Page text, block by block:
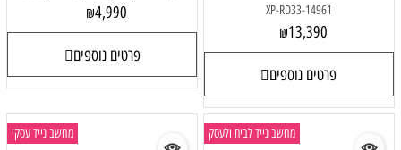
XP-RD33-14961
₪13,390
פרטים נוספים
₪4,990
פרטים נוספים
מחשב נייד לבית ולעסק מחשב נייד עסקי